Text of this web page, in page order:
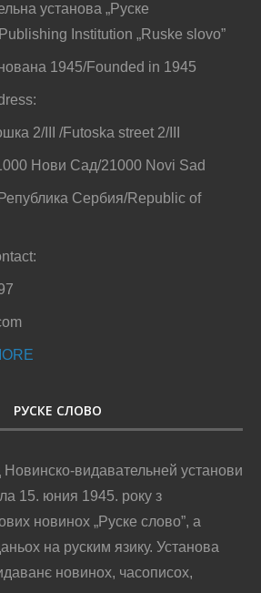
установа „Руске
Institution „Ruske slovo”
1945/Founded in 1945
2/III /Futoska street 2/III
Нови Сад/21000 Novi Sad
Сербия/Republic of
РУСКЕ СЛОВО
Новинско-видавательней установи
15. юния 1945. року з
новинох „Руске слово”, а
на руским язику. Установа
новинох, часописох,